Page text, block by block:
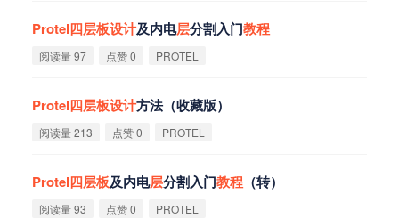
Protel四层板设计及内电层分割入门教程
阅读量 97 点赞 0 PROTEL
Protel四层板设计方法（收藏版）
阅读量 213 点赞 0 PROTEL
Protel四层板及内电层分割入门教程 （转）
阅读量 93 点赞 0 PROTEL